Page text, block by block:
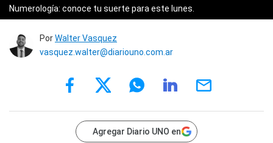
Numerología: conoce tu suerte para este lunes.
PorWalter Vasquez
vasquez.walter@diariouno.com.ar
Agregar Diario UNO en